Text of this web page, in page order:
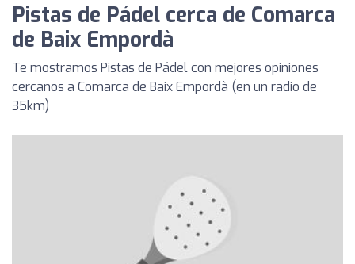
Pistas de Pádel cerca de Comarca
de Baix Empordà
Te mostramos Pistas de Pádel con mejores opiniones
cercanos a Comarca de Baix Empordà (en un radio de
35km)